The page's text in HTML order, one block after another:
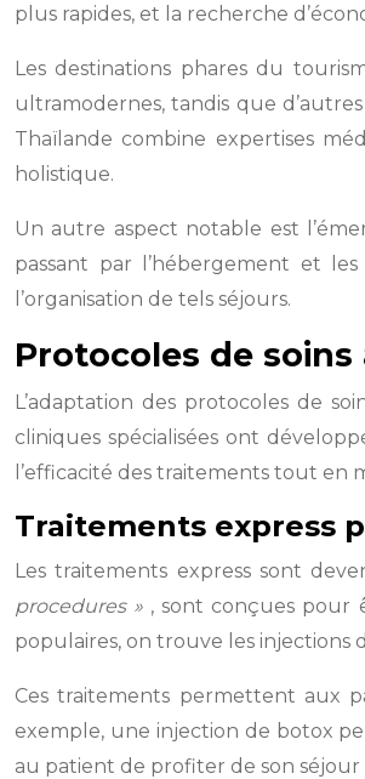
plus rapides, et la recherche
Les destinations phares du
ultramodernes, tandis que
Thaïlande combine expertises
holistique.
Un autre aspect notable est
passant par l’hébergement et
l’organisation de tels séjours.
Protocoles de
L’adaptation des protocoles de
cliniques spécialisées ont
l’efficacité des traitements tout
Traitements express
Les traitements express sont
procedures » , sont conçues pour
populaires, on trouve les injections
Ces traitements permettent aux
exemple, une injection de botox
au patient de profiter de son